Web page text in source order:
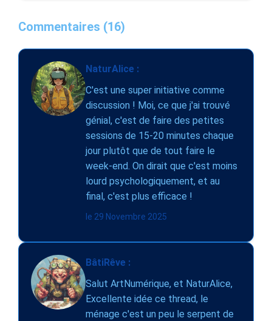
Commentaires (16)
NaturAlice :
C'est une super initiative comme
discussion ! Moi, ce que j'ai trouvé
génial, c'est de faire des petites
sessions de 15-20 minutes chaque
jour plutôt que de tout faire le
week-end. On dirait que c'est moins
lourd psychologiquement, et au
final, c'est plus efficace !
le 29 Novembre 2025
BâtiRêve :
Salut ArtNumérique, et NaturAlice,
Excellente idée ce thread, le
ménage c'est un peu le serpent de